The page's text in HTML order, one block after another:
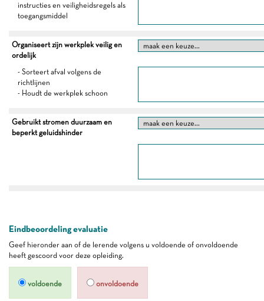
instructies en veiligheidsregels als
toegangsmiddel
Organiseert zijn werkplek veilig en
ordelijk
- Sorteert afval volgens de
richtlijnen
- Houdt de werkplek schoon
Gebruikt stromen duurzaam en
beperkt geluidshinder
Eindbeoordeling evaluatie
Geef hieronder aan of de lerende volgens u voldoende of onvoldoende
heeft gescoord voor deze opleiding.
voldoende onvoldoende